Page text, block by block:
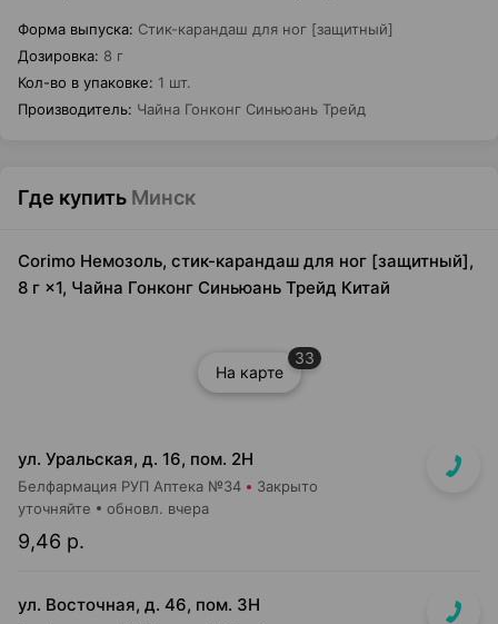
Форма выпуска: Стик-карандаш для ног [защитный]
Дозировка: 8 г
Кол-во в упаковке: 1 шт.
Производитель: Чайна Гонконг Синьюань Трейд
Где купить Минск
Corimo Немозоль, стик-карандаш для ног [защитный],
8 г ×1, Чайна Гонконг Синьюань Трейд Китай
На карте
33
ул. Уральская, д. 16, пом. 2Н
Белфармация РУП Аптека №34 Закрыто
9,46 р.
уточняйте обновл. вчера
ул. Восточная, д. 46, пом. 3Н